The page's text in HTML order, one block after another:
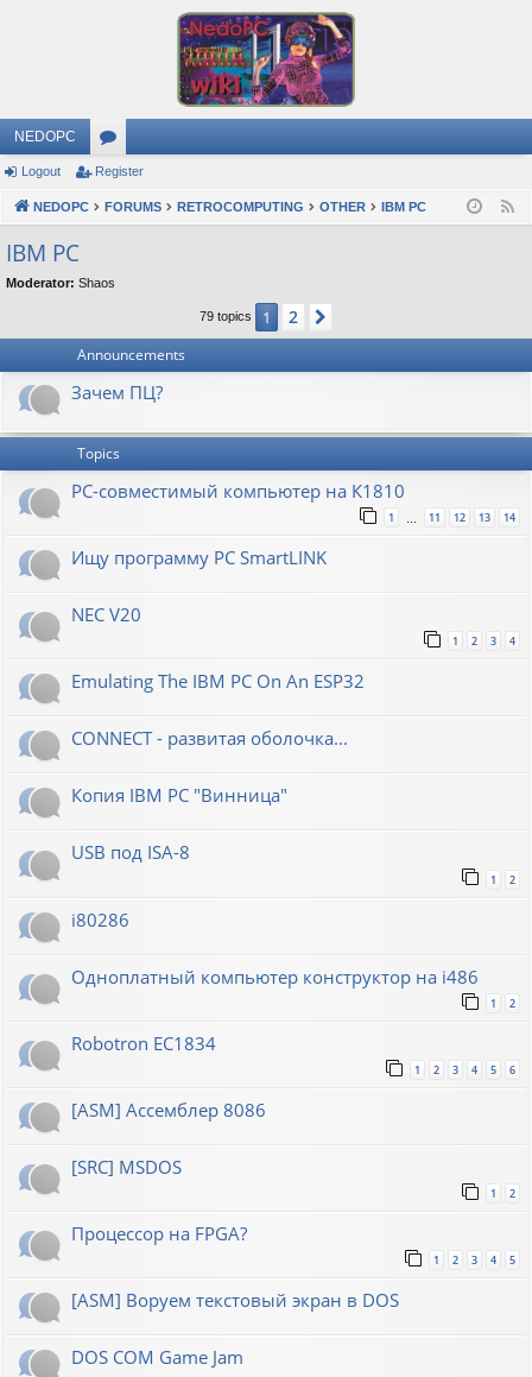
NEDOPC
or
u
s
Logout Register
NEDOPC FORUMS RETROCOMPUTING OTHER IBM PC
IBM PC
Moderator: Shaos
79 topics 1 2
Announcements
Зачем ПЦ?
Topics
PC-совместимый компьютер на К1810
1 … 11 12 13 14
Ищу программу PC SmartLINK
NEC V20
1 2 3 4
Emulating The IBM PC On An ESP32
CONNECT - развитая оболочка...
Копия IBM PC "Винница"
USB под ISA-8
1 2
i80286
Одноплатный компьютер конструктор на i486
1 2
Robotron EC1834
1 2 3 4 5 6
[ASM] Ассемблер 8086
[SRC] MSDOS
1 2
Процессор на FPGA?
1 2 3 4 5
[ASM] Воруем текстовый экран в DOS
DOS COM Game Jam